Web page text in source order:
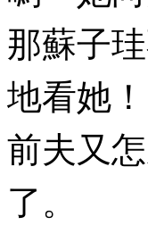
那蘇子
地看她！
前夫又
了。